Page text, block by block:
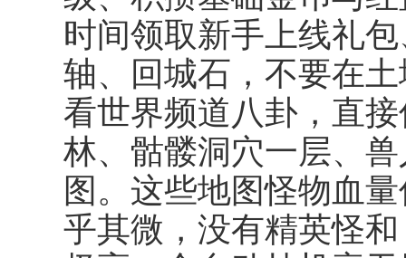
时间领取新手上线礼
轴、回城石，不要在
看世界频道八卦，直
林、骷髅洞穴一层、
图。这些地图怪物血
乎其微，没有精英怪